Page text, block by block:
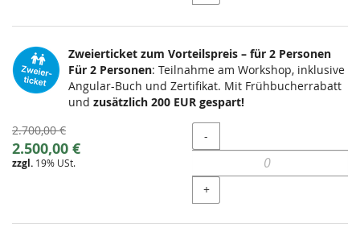
Zweierticket zum Vorteilspreis – für 2 Personen
Für 2 Personen: Teilnahme am Workshop, inklusive
Angular-Buch und Zertifikat. Mit Frühbucherrabatt
und zusätzlich 200 EUR gespart!
Ursprünglicher
Preis:
2.700,00 €
Neuer
Preis:
2.500,00 €
zzgl. 19% USt.
Menge
-
+